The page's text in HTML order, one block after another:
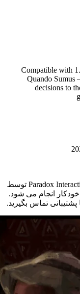
Compatible with
Quando Sumus
decisions to
نصب ماد های این بازی و دیگر بازی های Paradox Interactive توسط
انجام می شود.
تماس بگیرید.